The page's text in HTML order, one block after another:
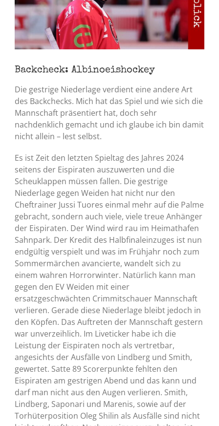
Backcheck: Albinoeishockey
Die gestrige Niederlage verdient eine andere Art
des Backchecks. Mich hat das Spiel und wie sich die
Mannschaft präsentiert hat, doch sehr
nachdenklich gemacht und ich glaube ich bin damit
nicht allein – lest selbst.
Es ist Zeit den letzten Spieltag des Jahres 2024
seitens der Eispiraten auszuwerten und die
Scheuklappen müssen fallen. Die gestrige
Niederlage gegen Weiden hat nicht nur den
Cheftrainer Jussi Tuores einmal mehr auf die Palme
gebracht, sondern auch viele, viele treue Anhänger
der Eispiraten. Der Wind wird rau im Heimathafen
Sahnpark. Der Kredit des Halbfinaleinzuges ist nun
endgültig verspielt und was im Frühjahr noch zum
Sommermärchen avancierte, wandelt sich zu
einem wahren Horrorwinter. Natürlich kann man
gegen den EV Weiden mit einer
ersatzgeschwächten Crimmitschauer Mannschaft
verlieren. Gerade diese Niederlage bleibt jedoch in
den Köpfen. Das Auftreten der Mannschaft gestern
war unverzeihlich. Im Liveticker habe ich die
Leistung der Eispiraten noch als vertretbar,
angesichts der Ausfälle von Lindberg und Smith,
gewertet. Satte 89 Scorerpunkte fehlten den
Eispiraten am gestrigen Abend und das kann und
darf man nicht aus den Augen verlieren. Smith,
Lindberg, Saponari und Marenis, sowie auf der
Torhüterposition Oleg Shilin als Ausfälle sind nicht